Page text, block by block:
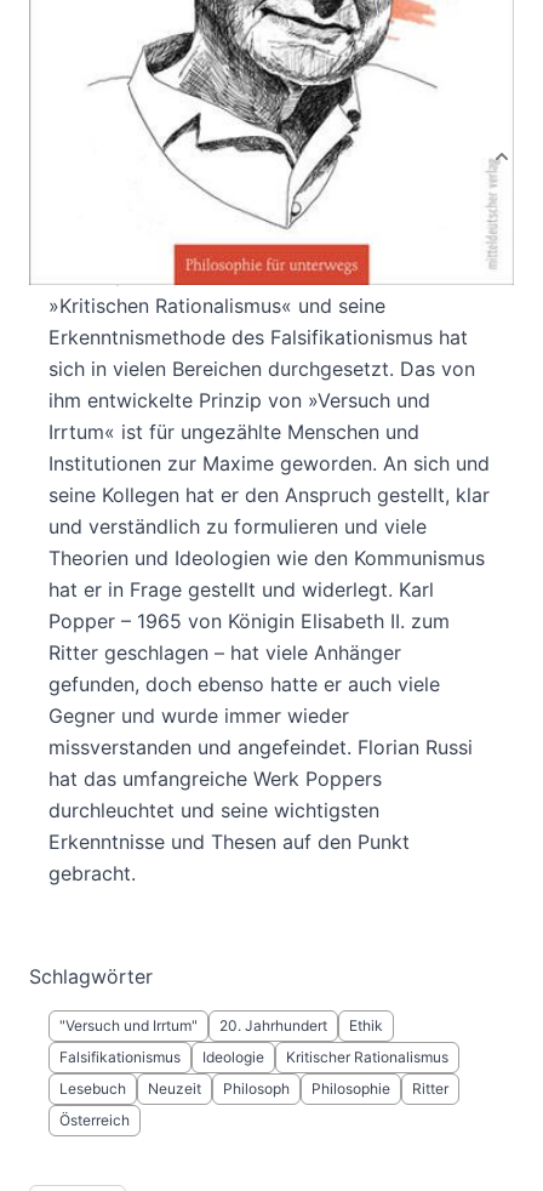
Bibliografische Daten
Autor:innenbeschreibung
Produktbeschreibung
Der in Wien geborene Sir Karl Raimund Popper
(1902–1994) zählt zu den bedeutendsten
Philosophen der Neuzeit. Er ist der Erfinder des
»Kritischen Rationalismus« und seine
Erkenntnismethode des Falsifikationismus hat
sich in vielen Bereichen durchgesetzt. Das von
ihm entwickelte Prinzip von »Versuch und
Irrtum« ist für ungezählte Menschen und
Institutionen zur Maxime geworden. An sich und
seine Kollegen hat er den Anspruch gestellt, klar
und verständlich zu formulieren und viele
Theorien und Ideologien wie den Kommunismus
hat er in Frage gestellt und widerlegt. Karl
Popper – 1965 von Königin Elisabeth II. zum
Ritter geschlagen – hat viele Anhänger
gefunden, doch ebenso hatte er auch viele
Gegner und wurde immer wieder
missverstanden und angefeindet. Florian Russi
hat das umfangreiche Werk Poppers
durchleuchtet und seine wichtigsten
Erkenntnisse und Thesen auf den Punkt
gebracht.
Schlagwörter
"Versuch und Irrtum" 20. Jahrhundert
Ethik
Falsifikationismus
Ideologie
Kritischer Rationalismus
Lesebuch
Neuzeit Philosoph Philosophie
Ritter
Österreich